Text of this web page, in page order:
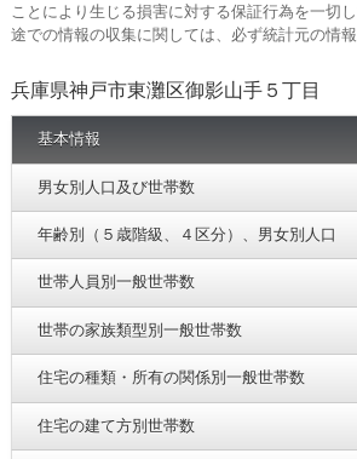
ことにより生じる損害に対する保証行為を一切
途での情報の収集に関しては、必ず統計元の情報
兵庫県神戸市東灘区御影山手５丁目
基本情報
男女別人口及び世帯数
年齢別（５歳階級、４区分）、男女別人口
世帯人員別一般世帯数
世帯の家族類型別一般世帯数
住宅の種類・所有の関係別一般世帯数
住宅の建て方別世帯数